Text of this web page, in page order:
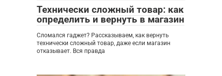
Технически сложный товар: как
определить и вернуть в магазин
Сломался гаджет? Рассказываем, как вернуть
технически сложный товар, даже если магазин
отказывает. Вся правда